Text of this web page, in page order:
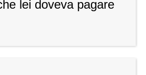
lei doveva pagare